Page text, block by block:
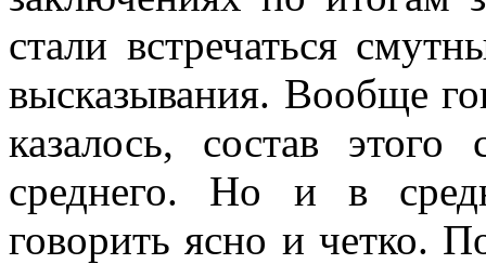
стали встречаться
высказывания. Вообще
казалось, состав
среднего. Но и в
говорить ясно и четко.